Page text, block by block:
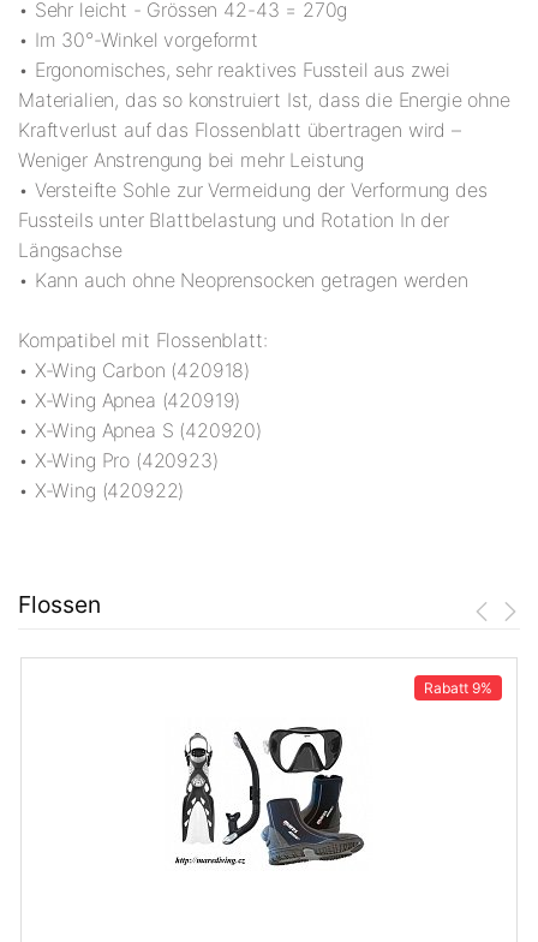
• Sehr leicht - Grössen 42-43 = 270g
• Im 30°-Winkel vorgeformt
• Ergonomisches, sehr reaktives Fussteil aus zwei
Materialien, das so konstruiert Ist, dass die Energie ohne
Kraftverlust auf das Flossenblatt übertragen wird –
Weniger Anstrengung bei mehr Leistung
• Versteifte Sohle zur Vermeidung der Verformung des
Fussteils unter Blattbelastung und Rotation In der
Längsachse
• Kann auch ohne Neoprensocken getragen werden
Kompatibel mit Flossenblatt:
• X-Wing Carbon (420918)
• X-Wing Apnea (420919)
• X-Wing Apnea S (420920)
• X-Wing Pro (420923)
• X-Wing (420922)
Flossen
Rabatt 9%